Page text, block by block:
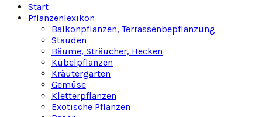
Start
Pflanzenlexikon
Balkonpflanzen, Terrassenbepflanzung
Stauden
Bäume, Sträucher, Hecken
Kübelpflanzen
Kräutergarten
Gemüse
Kletterpflanzen
Exotische Pflanzen